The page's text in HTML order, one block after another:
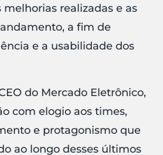
realizadas e as
a fim de
e a usabilidade dos
do Mercado Eletrônico,
com elogio aos times,
e protagonismo que
ao longo desses últimos